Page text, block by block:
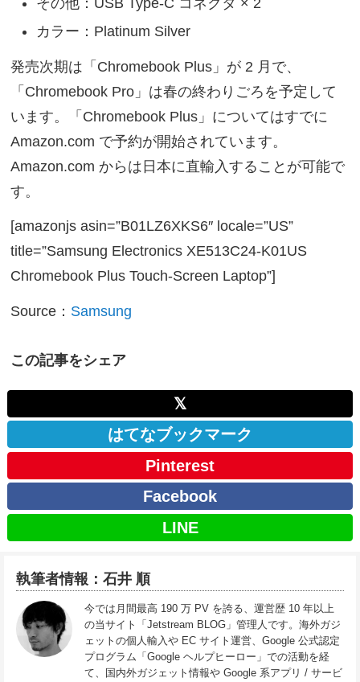
その他：USB Type-C コネクタ × 2
カラー：Platinum Silver
発売次期は「Chromebook Plus」が 2 月で、
「Chromebook Pro」は春の終わりごろを予定して
います。「Chromebook Plus」についてはすでに
Amazon.com で予約が開始されています。
Amazon.com からは日本に直輸入することが可能で
す。
[amazonjs asin=”B01LZ6XKS6″ locale=”US”
title=”Samsung Electronics XE513C24-K01US
Chromebook Plus Touch-Screen Laptop”]
Source： Samsung
この記事をシェア
𝕏
はてなブックマーク
Pinterest
Facebook
LINE
執筆者情報：石井 順
今では月間最高 190 万 PV を誇る、運営歴 10 年以上
の当サイト「Jetstream BLOG」管理人です。海外ガジ
ェットの個人輸入や EC サイト運営、Google 公式認定
プログラム「Google ヘルプヒーロー」での活動を経
て、国内外ガジェット情報や Google 系アプリ / サービ